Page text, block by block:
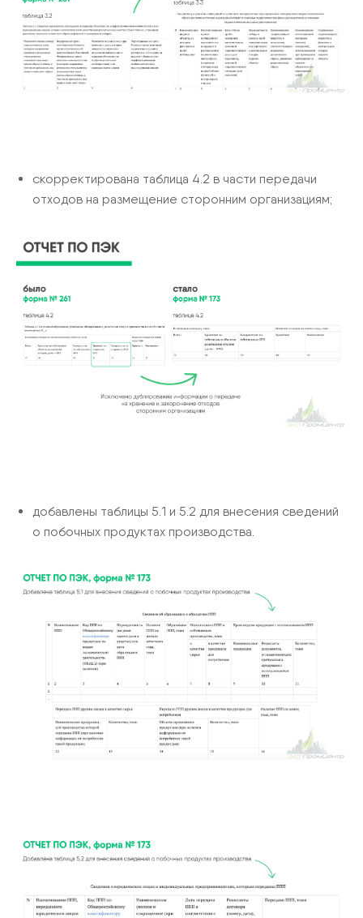
скорректирована таблица 4.2 в части передачи
отходов на размещение сторонним организациям;
добавлены таблицы 5.1 и 5.2 для внесения сведений
о побочных продуктах производства.